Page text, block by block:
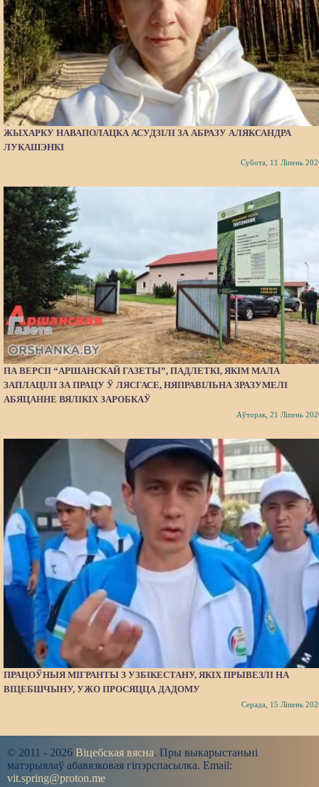
ЖЫХАРКУ НАВАПОЛАЦКА АСУДЗІЛІ ЗА АБРАЗУ АЛЯКСАНДРА
ЛУКАШЭНКІ
Субота, 11 Ліпень
ПА ВЕРСІІ “АРШАНСКАЙ ГАЗЕТЫ”, ПАДЛЕТКІ, ЯКІМ МАЛА
ЗАПЛАЦІЛІ ЗА ПРАЦУ Ў ЛЯСГАСЕ, НЯПРАВІЛЬНА ЗРАЗУМЕЛІ
АБЯЦАННЕ ВЯЛІКІХ ЗАРОБКАЎ
Аўторак, 21 Ліпень
ПРАЦОЎНЫЯ МІГРАНТЫ З УЗБІКЕСТАНУ, ЯКІХ ПРЫВЕЗЛІ НА
ВІЦЕБШЧЫНУ, УЖО ПРОСЯЦЦА ДАДОМУ
Серада, 15 Ліпень
© 2011 - 2026 Віцебская вясна. Пры выкарыстаньні
матэрыялаў абавязковая гіпэрспасылка. Email:
vit.spring@proton.me